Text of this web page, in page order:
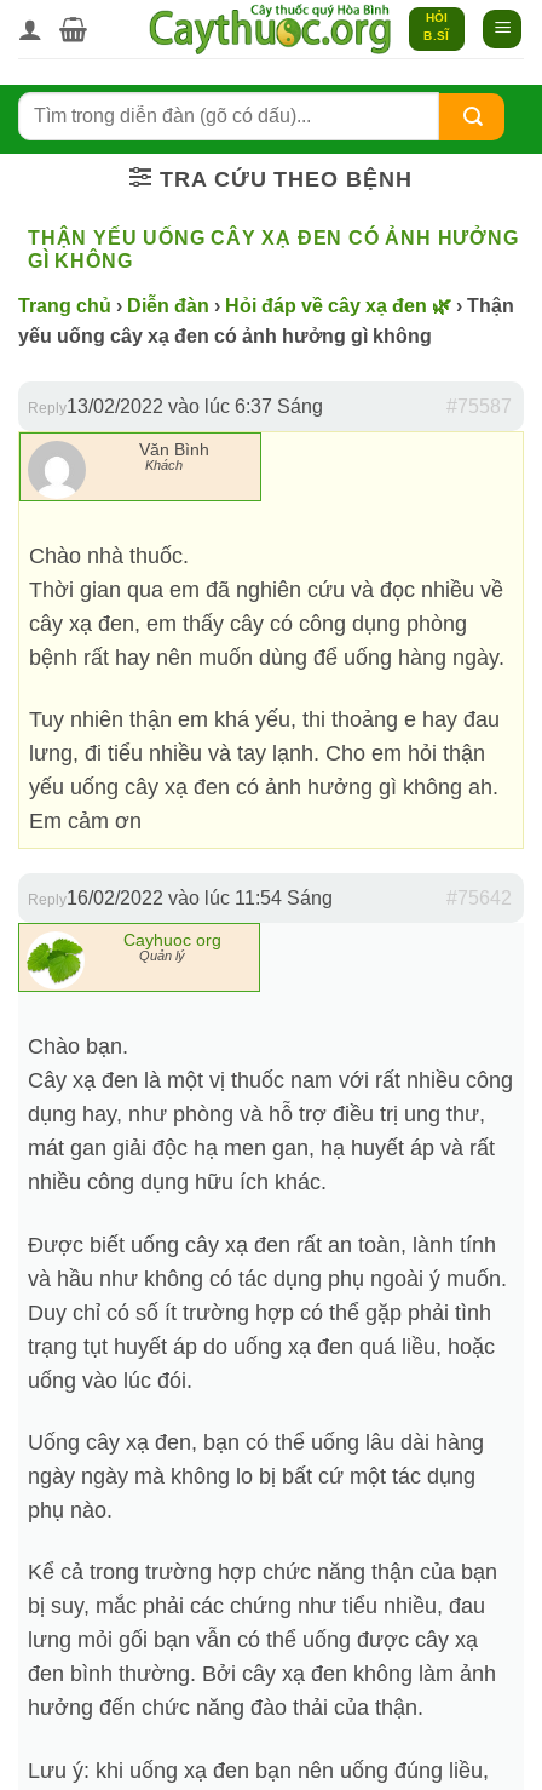
qua
dung
HỎI
B.SĨ
TRA CỨU THEO BỆNH
THẬN YẾU UỐNG CÂY XẠ ĐEN CÓ ẢNH HƯỞNG
GÌ KHÔNG
Trang chủ › Diễn đàn › Hỏi đáp về cây xạ đen 🌿 › Thận
yếu uống cây xạ đen có ảnh hưởng gì không
13/02/2022 vào lúc 6:37 Sáng #75587
Reply
Văn Bình
Khách
Chào nhà thuốc.
Thời gian qua em đã nghiên cứu và đọc nhiều về
cây xạ đen, em thấy cây có công dụng phòng
bệnh rất hay nên muốn dùng để uống hàng ngày.
Tuy nhiên thận em khá yếu, thi thoảng e hay đau
lưng, đi tiểu nhiều và tay lạnh. Cho em hỏi thận
yếu uống cây xạ đen có ảnh hưởng gì không ah.
Em cảm ơn
16/02/2022 vào lúc 11:54 Sáng #75642
Reply
Cayhuoc org
Quản lý
Chào bạn.
Cây xạ đen là một vị thuốc nam với rất nhiều công
dụng hay, như phòng và hỗ trợ điều trị ung thư,
mát gan giải độc hạ men gan, hạ huyết áp và rất
nhiều công dụng hữu ích khác.
Được biết uống cây xạ đen rất an toàn, lành tính
và hầu như không có tác dụng phụ ngoài ý muốn.
Duy chỉ có số ít trường hợp có thể gặp phải tình
trạng tụt huyết áp do uống xạ đen quá liều, hoặc
uống vào lúc đói.
Uống cây xạ đen, bạn có thể uống lâu dài hàng
ngày ngày mà không lo bị bất cứ một tác dụng
phụ nào.
Kể cả trong trường hợp chức năng thận của bạn
bị suy, mắc phải các chứng như tiểu nhiều, đau
lưng mỏi gối bạn vẫn có thể uống được cây xạ
đen bình thường. Bởi cây xạ đen không làm ảnh
hưởng đến chức năng đào thải của thận.
Lưu ý: khi uống xạ đen bạn nên uống đúng liều,